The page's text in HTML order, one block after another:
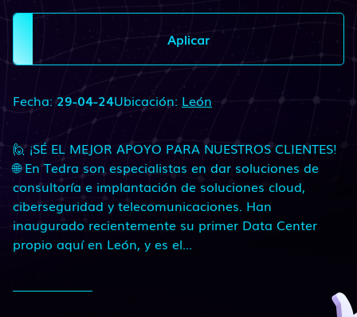
Aplicar
Fecha:29-04-24Ubicación: León
🙋 ¡SÉ EL MEJOR APOYO PARA NUESTROS CLIENTES!
🌐 En Tedra son especialistas en dar soluciones de
consultoría e implantación de soluciones cloud,
ciberseguridad y telecomunicaciones. Han
inaugurado recientemente su primer Data Center
propio aquí en León, y es el...